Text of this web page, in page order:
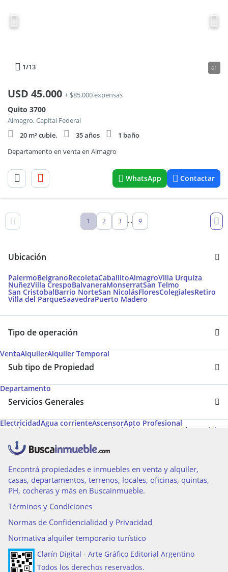
1/13 61
USD 45.000 + $85.000 expensas
Quito 3700
Almagro, Capital Federal
20 m² cubie.
35 años
1 baño
Departamento en venta en Almagro
WhatsApp Contactar
1 2 3 ... 9
Ubicación
PalermoBelgranoRecoletaCaballitoAlmagroVilla Urquiza
NuñezVilla CrespoBalvaneraMonserratSan Telmo
San CristobalBarrio NorteSan NicolásFloresColegialesRetiro
Villa del ParqueSaavedraPuerto Madero
Tipo de operación
VentaAlquilerAlquiler Temporal
Sub tipo de Propiedad
Departamento
Servicios Generales
ElectricidadAgua corrienteAscensorApto Profesional
Permite Mascotas Ascensores principales Ascensores de servicio
Termotanque Agua caliente Calefacción
Acceso para personas con movilidad reducida
Agua caliente central
Amoblado
Encontrá propiedades e inmuebles en venta y alquiler,
casas, departamentos, terrenos, locales, oficinas, quintas,
PH, cocheras y más en Buscainmueble.
Términos y Condiciones
Normas de Confidencialidad y Privacidad
Normativa alquiler temporario turístico
Clarín Digital - Arte Gráfico Editorial Argentino
Todos los derechos reservados.